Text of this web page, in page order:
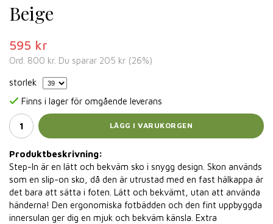
Beige
595 kr
Ord. 800 kr. Du sparar 205 kr (26%)
storlek
Finns i lager för omgående leverans
LÄGG I VARUKORGEN
Produktbeskrivning:
Step-In är en lätt och bekväm sko i snygg design. Skon används
som en slip-on sko, då den är utrustad med en fast hälkappa är
det bara att sätta i foten. Lätt och bekvämt, utan att använda
händerna! Den ergonomiska fotbädden och den fint uppbyggda
innersulan ger dig en mjuk och bekväm känsla. Extra